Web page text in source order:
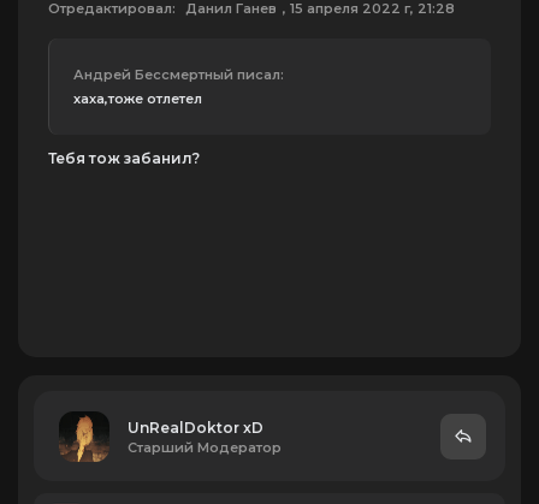
Отредактировал: Данил Ганев , 15 апреля 2022 г, 21:28
Андрей Бессмертный писал:
хаха,тоже отлетел
Тебя тож забанил?
UnRealDoktor xD
Старший Модератор